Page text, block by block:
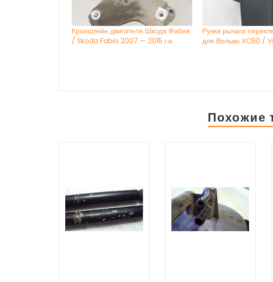
Кронштейн двигателя Шкода Фабия
/ Skoda Fabia 2007 — 2015 г.в.
Ручка рычага
для Вольво ХС60 /
Похожие